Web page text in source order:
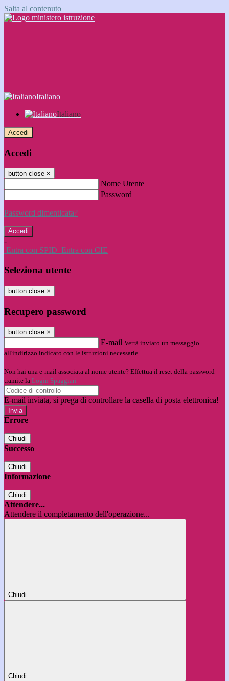
Salta al contenuto
Italiano
Italiano
Accedi
Accedi
button close ×
Nome Utente
Password
Password dimenticata?
-
Entra con SPID Entra con CIE
Seleziona utente
button close ×
Recupero password
button close ×
E-mail Verrà inviato un messaggio
all'indirizzo indicato con le istruzioni necessarie.
Non hai una e-mail associata al nome utente? Effettua il reset della password
tramite la Login Spaggiari
E-mail inviata, si prega di controllare la casella di posta elettronica!
Errore
Chiudi
Successo
Chiudi
Informazione
Chiudi
Attendere...
Attendere il completamento dell'operazione...
Chiudi
Chiudi